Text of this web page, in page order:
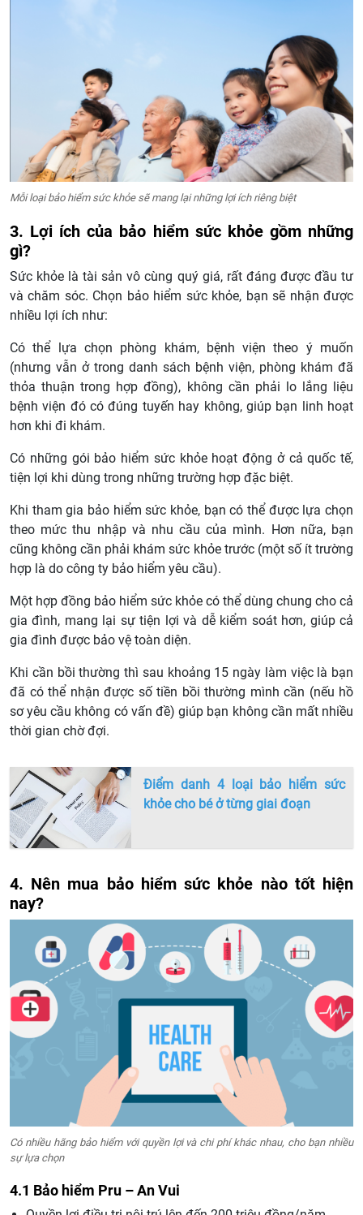
Mỗi loại bảo hiểm sức khỏe sẽ mang lại những lợi ích riêng biệt
3. Lợi ích của bảo hiểm sức khỏe gồm những
gì?
Sức khỏe là tài sản vô cùng quý giá, rất đáng được đầu tư
và chăm sóc. Chọn bảo hiểm sức khỏe, bạn sẽ nhận được
nhiều lợi ích như:
Có thể lựa chọn phòng khám, bệnh viện theo ý muốn
(nhưng vẫn ở trong danh sách bệnh viện, phòng khám đã
thỏa thuận trong hợp đồng), không cần phải lo lắng liệu
bệnh viện đó có đúng tuyến hay không, giúp bạn linh hoạt
hơn khi đi khám.
Có những gói bảo hiểm sức khỏe hoạt động ở cả quốc tế,
tiện lợi khi dùng trong những trường hợp đặc biệt.
Khi tham gia bảo hiểm sức khỏe, bạn có thể được lựa chọn
theo mức thu nhập và nhu cầu của mình. Hơn nữa, bạn
cũng không cần phải khám sức khỏe trước (một số ít trường
hợp là do công ty bảo hiểm yêu cầu).
Một hợp đồng bảo hiểm sức khỏe có thể dùng chung cho cả
gia đình, mang lại sự tiện lợi và dễ kiểm soát hơn, giúp cả
gia đình được bảo vệ toàn diện.
Khi cần bồi thường thì sau khoảng 15 ngày làm việc là bạn
đã có thể nhận được số tiền bồi thường mình cần (nếu hồ
sơ yêu cầu không có vấn đề) giúp bạn không cần mất nhiều
thời gian chờ đợi.
Điểm danh 4 loại bảo hiểm sức
khỏe cho bé ở từng giai đoạn
4. Nên mua bảo hiểm sức khỏe nào tốt hiện
nay?
Có nhiều hãng bảo hiểm với quyền lợi và chi phí khác nhau, cho bạn nhiều
sự lựa chọn
4.1 Bảo hiểm Pru – An Vui